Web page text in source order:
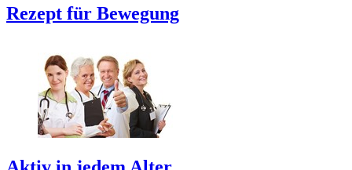
Rezept für Bewegung